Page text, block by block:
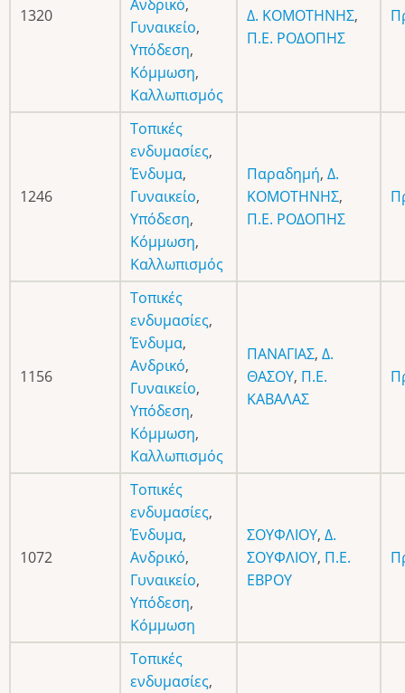
1320
Ανδρικό,
Γυναικείο,
Υπόδεση,
Κόμμωση,
Καλλωπισμός
Δ. ΚΟΜΟΤΗΝΗΣ,
Π.Ε. ΡΟΔΟΠΗΣ
1246
Τοπικές
ενδυμασίες,
Ένδυμα,
Γυναικείο,
Υπόδεση,
Κόμμωση,
Καλλωπισμός
Παραδημή, Δ.
ΚΟΜΟΤΗΝΗΣ,
Π.Ε. ΡΟΔΟΠΗΣ
1156
Τοπικές
ενδυμασίες,
Ένδυμα,
Ανδρικό,
Γυναικείο,
Υπόδεση,
Κόμμωση,
Καλλωπισμός
ΠΑΝΑΓΙΑΣ, Δ.
ΘΑΣΟΥ, Π.Ε.
ΚΑΒΑΛΑΣ
1072
Τοπικές
ενδυμασίες,
Ένδυμα,
Ανδρικό,
Γυναικείο,
Υπόδεση,
Κόμμωση
ΣΟΥΦΛΙΟΥ, Δ.
ΣΟΥΦΛΙΟΥ, Π.Ε.
ΕΒΡΟΥ
Τοπικές
ενδυμασίες,